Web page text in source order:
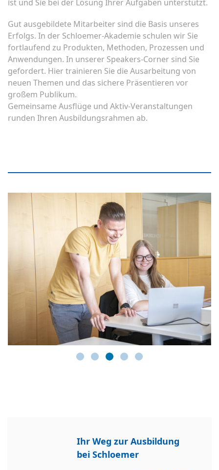
ist und Sie bei der Lösung Ihrer Aufgaben unterstützt.
Gut ausgebildete Mitarbeiter sind die Basis unseres
Erfolgs. In der Schloemer-Akademie schulen wir Sie
fortlaufend zu Produkten, Methoden, Prozessen und
Anwendungen. In unserer Speakers-Corner sind Sie
gefordert. Hier trainieren Sie die Ausarbeitung von
neuen Themen und das sichere Präsentieren vor
großem Publikum.
Gemeinsame Ausflüge und Aktiv-Veranstaltungen
runden Ihren Ausbildungsrahmen ab.
Ihr Weg zur Ausbildung
bei Schloemer